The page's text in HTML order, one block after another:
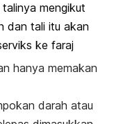
mengikut
dan tali itu akan
ke faraj
hanya memakan
darah atau